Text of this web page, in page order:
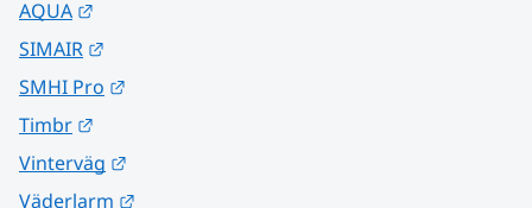
AQUA
SIMAIR
SMHI Pro
Timbr
Vinterväg
Väderlarm